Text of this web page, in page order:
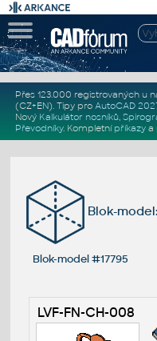
Přes 123.000 registrovaných u
(CZ+EN). Tipy pro AutoCAD
Nový Kalkulátor nosníků,
Převodníky. Kompletní příkazya
Blok-
Blok-model #17795
LVF-FN-CH-008